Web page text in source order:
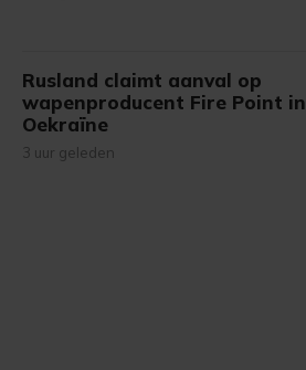
Rusland claimt aanval op
wapenproducent Fire Point in
Oekraïne
3 uur geleden